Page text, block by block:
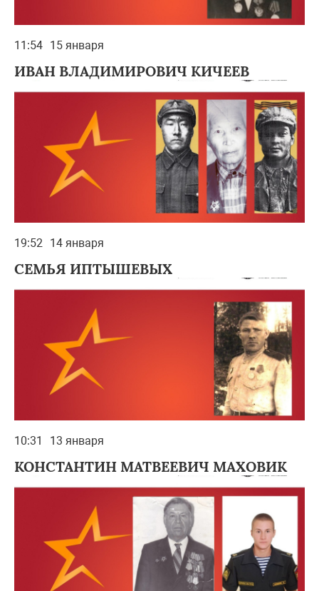
11:54 15 января
ИВАН ВЛАДИМИРОВИЧ КИЧЕЕВ
19:52 14 января
СЕМЬЯ ИПТЫШЕВЫХ
10:31 13 января
КОНСТАНТИН МАТВЕЕВИЧ МАХОВИК